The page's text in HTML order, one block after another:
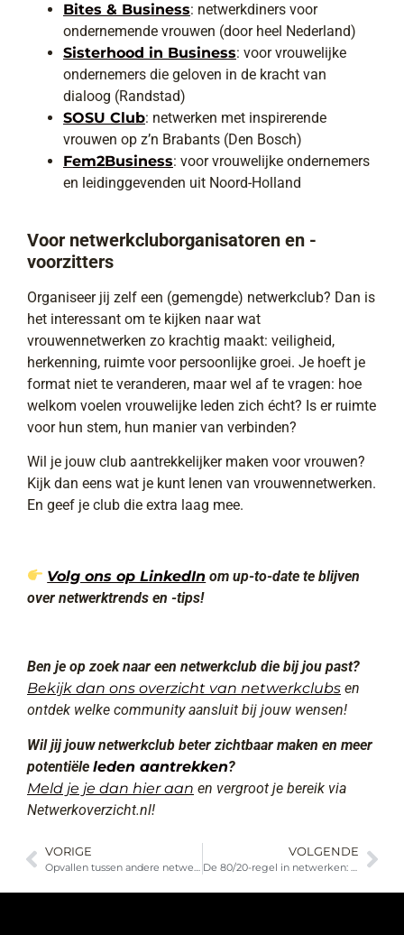
Bites & Business: netwerkdiners voor
ondernemende vrouwen (door heel Nederland)
Sisterhood in Business: voor vrouwelijke
ondernemers die geloven in de kracht van
dialoog (Randstad)
SOSU Club: netwerken met inspirerende
vrouwen op z’n Brabants (Den Bosch)
Fem2Business: voor vrouwelijke ondernemers
en leidinggevenden uit Noord-Holland
Voor netwerkcluborganisatoren en -
voorzitters
Organiseer jij zelf een (gemengde) netwerkclub? Dan is
het interessant om te kijken naar wat
vrouwennetwerken zo krachtig maakt: veiligheid,
herkenning, ruimte voor persoonlijke groei. Je hoeft je
format niet te veranderen, maar wel af te vragen: hoe
welkom voelen vrouwelijke leden zich écht? Is er ruimte
voor hun stem, hun manier van verbinden?
Wil je jouw club aantrekkelijker maken voor vrouwen?
Kijk dan eens wat je kunt lenen van vrouwennetwerken.
En geef je club die extra laag mee.
Volg ons op LinkedIn om up-to-date te blijven
over netwerktrends en -tips!
Ben je op zoek naar een netwerkclub die bij jou past?
Bekijk dan ons overzicht van netwerkclubs en
ontdek welke community aansluit bij jouw wensen!
Wil jij jouw netwerkclub beter zichtbaar maken en meer
potentiële leden aantrekken?
Meld je je dan hier aan en vergroot je bereik via
Netwerkoverzicht.nl!
VORIGE
Opvallen tussen andere netwerkclubs: zo doe je dat
VOLGENDE
De 80/20-regel in netwerken: hoe focus je op de juiste contacten?